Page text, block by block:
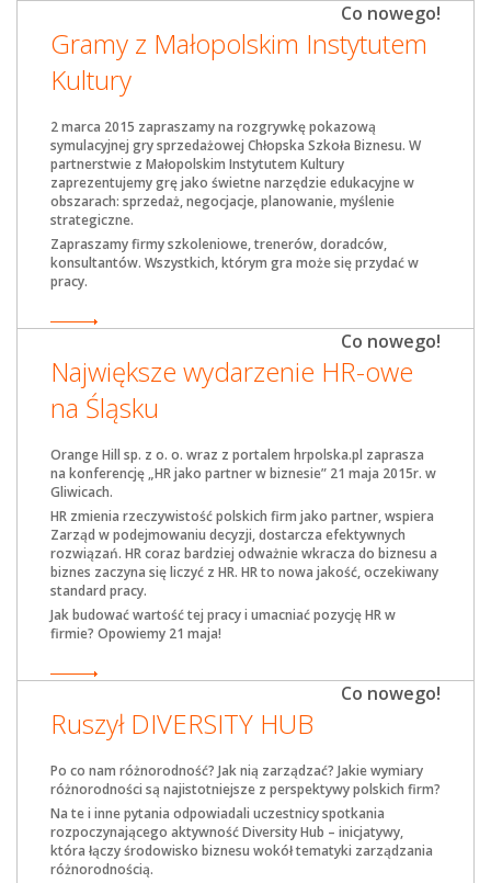
Co nowego!
Gramy z Małopolskim Instytutem
Kultury
2 marca 2015 zapraszamy na rozgrywkę pokazową
symulacyjnej gry sprzedażowej Chłopska Szkoła Biznesu. W
partnerstwie z Małopolskim Instytutem Kultury
zaprezentujemy grę jako świetne narzędzie edukacyjne w
obszarach: sprzedaż, negocjacje, planowanie, myślenie
strategiczne.
Zapraszamy firmy szkoleniowe, trenerów, doradców,
konsultantów. Wszystkich, którym gra może się przydać w
pracy.
Co nowego!
Największe wydarzenie HR-owe
na Śląsku
Orange Hill sp. z o. o. wraz z portalem hrpolska.pl zaprasza
na konferencję „HR jako partner w biznesie” 21 maja 2015r. w
Gliwicach.
HR zmienia rzeczywistość polskich firm jako partner, wspiera
Zarząd w podejmowaniu decyzji, dostarcza efektywnych
rozwiązań. HR coraz bardziej odważnie wkracza do biznesu a
biznes zaczyna się liczyć z HR. HR to nowa jakość, oczekiwany
standard pracy.
Jak budować wartość tej pracy i umacniać pozycję HR w
firmie? Opowiemy 21 maja!
Co nowego!
Ruszył DIVERSITY HUB
Po co nam różnorodność? Jak nią zarządzać? Jakie wymiary
różnorodności są najistotniejsze z perspektywy polskich firm?
Na te i inne pytania odpowiadali uczestnicy spotkania
rozpoczynającego aktywność Diversity Hub – inicjatywy,
która łączy środowisko biznesu wokół tematyki zarządzania
różnorodnością.